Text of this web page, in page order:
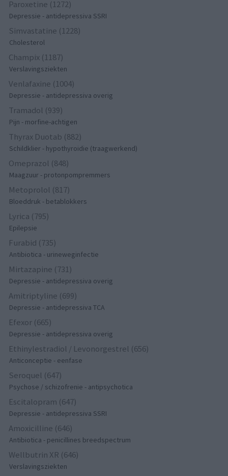
Paroxetine (1272)
Depressie - antidepressiva SSRI
Simvastatine (1228)
Cholesterol
Champix (1187)
Verslavingsziekten
Venlafaxine (1004)
Depressie - antidepressiva overig
Tramadol (939)
Pijn - morfine-achtigen
Thyrax Duotab (882)
Schildklier - hypothyroidie (traagwerkend)
Omeprazol (848)
Maagzuur - protonpompremmers
Metoprolol (817)
Bloeddruk - betablokkers
Lyrica (795)
Epilepsie
Furabid (735)
Antibiotica - urineweginfectie
Mirtazapine (731)
Depressie - antidepressiva overig
Amitriptyline (699)
Depressie - antidepressiva TCA
Efexor (665)
Depressie - antidepressiva overig
Ethinylestradiol / Levonorgestrel (656)
Anticonceptie - eenfase
Seroquel (647)
Psychose / schizofrenie - antipsychotica
Escitalopram (647)
Depressie - antidepressiva SSRI
Amoxicilline (646)
Antibiotica - penicillines breedspectrum
Wellbutrin XR (646)
Verslavingsziekten